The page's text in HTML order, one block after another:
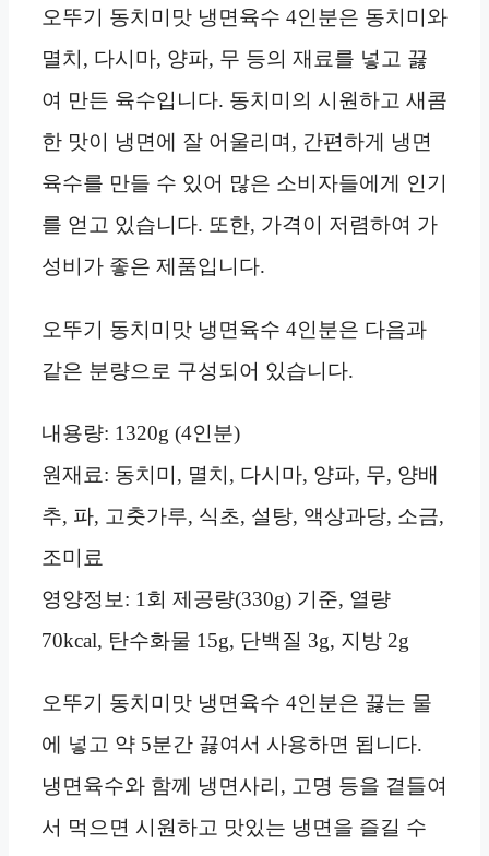
오뚜기 동치미맛 냉면육수 4인분은 동치미와
멸치, 다시마, 양파, 무 등의 재료를 넣고 끓
여 만든 육수입니다. 동치미의 시원하고 새콤
한 맛이 냉면에 잘 어울리며, 간편하게 냉면
육수를 만들 수 있어 많은 소비자들에게 인기
를 얻고 있습니다. 또한, 가격이 저렴하여 가
성비가 좋은 제품입니다.
오뚜기 동치미맛 냉면육수 4인분은 다음과
같은 분량으로 구성되어 있습니다.
내용량: 1320g (4인분)
원재료: 동치미, 멸치, 다시마, 양파, 무, 양배
추, 파, 고춧가루, 식초, 설탕, 액상과당, 소금,
조미료
영양정보: 1회 제공량(330g) 기준, 열량
70kcal, 탄수화물 15g, 단백질 3g, 지방 2g
오뚜기 동치미맛 냉면육수 4인분은 끓는 물
에 넣고 약 5분간 끓여서 사용하면 됩니다.
냉면육수와 함께 냉면사리, 고명 등을 곁들여
서 먹으면 시원하고 맛있는 냉면을 즐길 수